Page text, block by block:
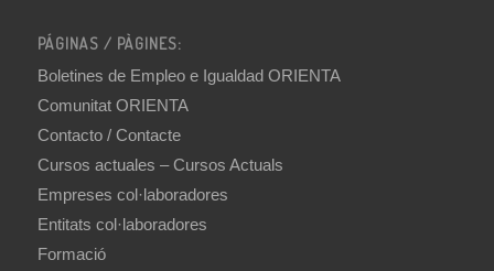
PÁGINAS / PÀGINES:
Boletines de Empleo e Igualdad ORIENTA
Comunitat ORIENTA
Contacto / Contacte
Cursos actuales – Cursos Actuals
Empreses col·laboradores
Entitats col·laboradores
Formació